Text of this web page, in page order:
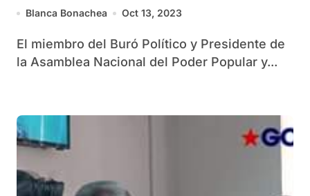
Blanca Bonachea Oct 13, 2023
El miembro del Buró Político y Presidente de
la Asamblea Nacional del Poder Popular y...